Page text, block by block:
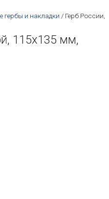
гербы и накладки / Герб России,
115х135 мм,